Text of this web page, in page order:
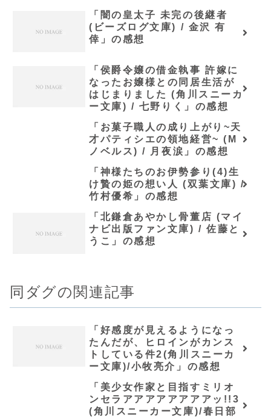
「闇の皇太子 未完の後継者
(ビーズログ文庫) / 金沢 有
倖」の感想
「侯爵令嬢の借金執事 許嫁に
なったお嬢様との同居生活が
はじまりました (角川スニーカ
ー文庫) / 七野りく」の感想
「お菓子職人の成り上がり~天
才パティシエの領地経営~ (M
ノベルス) / 月夜涙」の感想
「神様たちのお伊勢参り(4)生
け贄の姫の想い人 (双葉文庫) /
竹村優希」の感想
「北鎌倉あやかし骨董店 (マイ
ナビ出版ファン文庫) / 佐藤と
うこ」の感想
同ダグの関連記事
「好感度が見えるようになっ
たんだが、ヒロインがカンス
トしている件2(角川スニーカ
ー文庫)/小牧亮介」の感想
「美少女作家と目指すミリオ
ンセラアアアアアアアアッ!!3
(角川スニーカー文庫)/春日部